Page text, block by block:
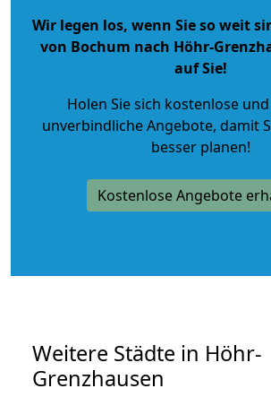
Wir legen los, wenn Sie so weit
von Bochum nach Höhr-
auf Sie!
Holen Sie sich kostenlose
unverbindliche Angebote, damit
besser planen!
Kostenlose Angebote
Weitere Städte in Höhr-
Grenzhausen